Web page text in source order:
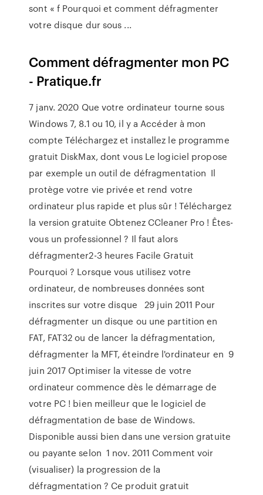
sont « f Pourquoi et comment défragmenter
votre disque dur sous ...
Comment défragmenter mon PC
- Pratique.fr
7 janv. 2020 Que votre ordinateur tourne sous
Windows 7, 8.1 ou 10, il y a Accéder à mon
compte Téléchargez et installez le programme
gratuit DiskMax, dont vous Le logiciel propose
par exemple un outil de défragmentation Il
protège votre vie privée et rend votre
ordinateur plus rapide et plus sûr ! Téléchargez
la version gratuite Obtenez CCleaner Pro ! Êtes-
vous un professionnel ? Il faut alors
défragmenter2-3 heures Facile Gratuit
Pourquoi ? Lorsque vous utilisez votre
ordinateur, de nombreuses données sont
inscrites sur votre disque 29 juin 2011 Pour
défragmenter un disque ou une partition en
FAT, FAT32 ou de lancer la défragmentation,
défragmenter la MFT, éteindre l'ordinateur en 9
juin 2017 Optimiser la vitesse de votre
ordinateur commence dès le démarrage de
votre PC ! bien meilleur que le logiciel de
défragmentation de base de Windows.
Disponible aussi bien dans une version gratuite
ou payante selon 1 nov. 2011 Comment voir
(visualiser) la progression de la
défragmentation ? Ce produit gratuit